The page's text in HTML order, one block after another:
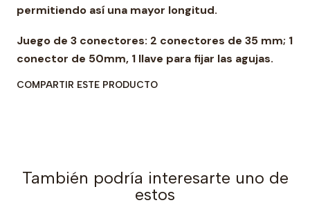
permitiendo así una mayor longitud.
Juego de 3 conectores: 2 conectores de 35 mm; 1
conector de 50mm, 1 llave para fijar las agujas.
COMPARTIR ESTE PRODUCTO
También podría interesarte uno de
estos